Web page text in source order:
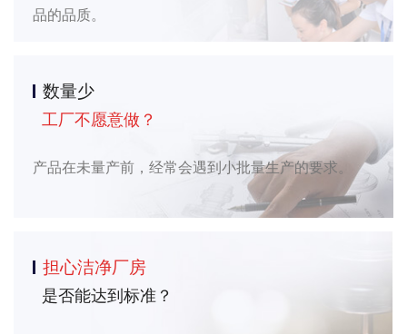
品的品质。
数量少
工厂不愿意做？
产品在未量产前，经常会遇到小批量生产的要求。
担心洁净厂房
是否能达到标准？